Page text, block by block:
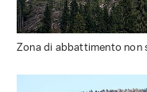
Zona di abbattimento non